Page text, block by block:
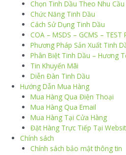
Chọn Tinh Dầu Theo Nhu Cầu
Chức Năng Tinh Dầu
Cách Sử Dụng Tinh Dầu
COA – MSDS – GCMS – TEST
Phương Pháp Sản Xuất Tinh
Phân Biệt Tinh Dầu – Hương
Tin Khuyến Mãi
Diễn Đàn Tinh Dầu
Hướng Dẫn Mua Hàng
Mua Hàng Qua Điện Thoại
Mua Hàng Qua Email
Mua Hàng Tại Cửa Hàng
Đặt Hàng Trực Tiếp Tại
Chính sách
Chính sách bảo mật thông tin